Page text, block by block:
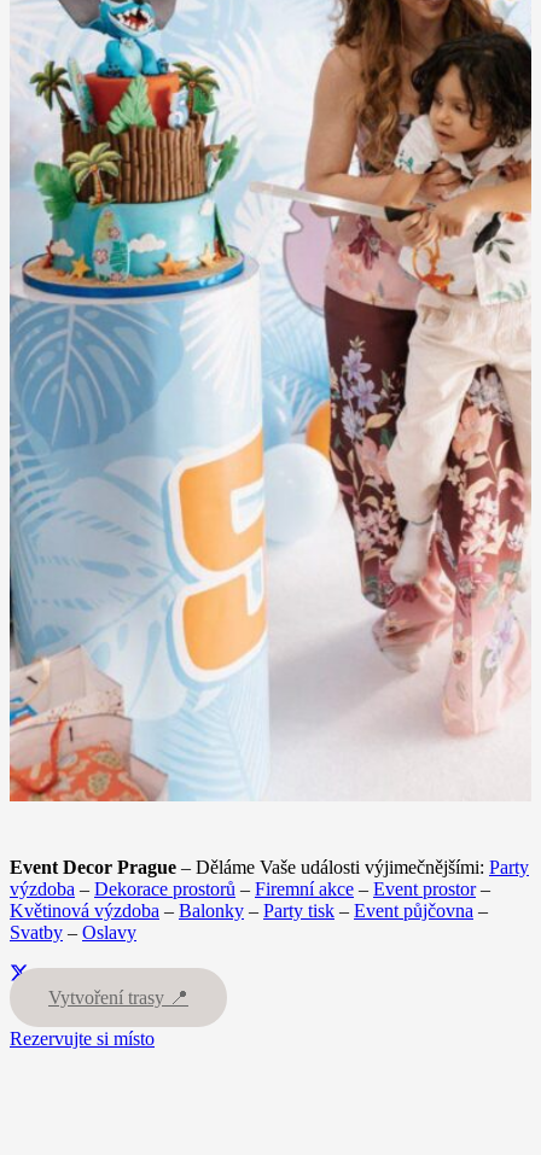
Event Decor Prague – Děláme Vaše události výjimečnějšími: Party
výzdoba – Dekorace prostorů – Firemní akce – Event prostor–
Květinová výzdoba – Balonky – Party tisk – Event půjčovna –
Svatby – Oslavy
Vytvoření trasy 📍
Rezervujte si místo